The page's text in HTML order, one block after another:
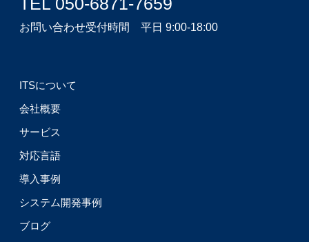
お問い合わせ受付時間 平日 9:00-18:00
ITSについて
会社概要
サービス
対応言語
導入事例
システム開発事例
ブログ